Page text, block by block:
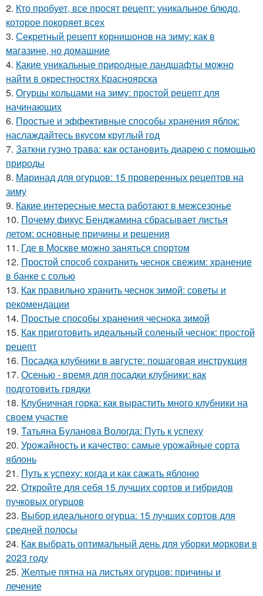
2. Кто пробует, все просят рецепт: уникальное блюдо,
которое покоряет всех
3. Секретный рецепт корнишонов на зиму: как в
магазине, но домашние
4. Какие уникальные природные ландшафты можно
найти в окрестностях Красноярска
5. Огурцы кольцами на зиму: простой рецепт для
начинающих
6. Простые и эффективные способы хранения яблок:
наслаждайтесь вкусом круглый год
7. Заткни гузно трава: как остановить диарею с помощью
природы
8. Маринад для огурцов: 15 проверенных рецептов на
зиму
9. Какие интересные места работают в межсезонье
10. Почему фикус Бенджамина сбрасывает листья
летом: основные причины и решения
11. Где в Москве можно заняться спортом
12. Простой способ сохранить чеснок свежим: хранение
в банке с солью
13. Как правильно хранить чеснок зимой: советы и
рекомендации
14. Простые способы хранения чеснока зимой
15. Как приготовить идеальный соленый чеснок: простой
рецепт
16. Посадка клубники в августе: пошаговая инструкция
17. Осенью - время для посадки клубники: как
подготовить грядки
18. Клубничная горка: как вырастить много клубники на
своем участке
19. Татьяна Буланова Вологда: Путь к успеху
20. Урожайность и качество: самые урожайные сорта
яблонь
21. Путь к успеху: когда и как сажать яблоню
22. Откройте для себя 15 лучших сортов и гибридов
пучковых огурцов
23. Выбор идеального огурца: 15 лучших сортов для
средней полосы
24. Как выбрать оптимальный день для уборки моркови в
2023 году
25. Желтые пятна на листьях огурцов: причины и
лечение